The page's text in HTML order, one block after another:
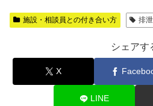
施設・相談員との付き合い方 排
シェアす
X
LINE